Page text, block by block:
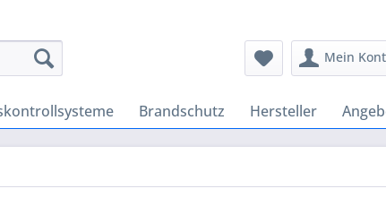
Mein
Brandschutz Hersteller